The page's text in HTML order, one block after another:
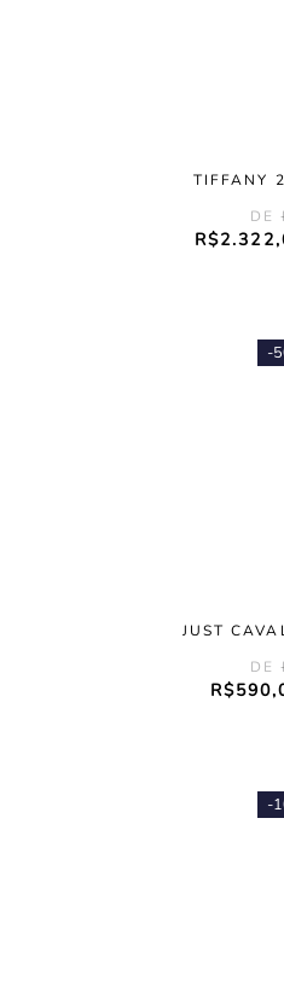
TIFFANY
R$2.322,
-
JUST
R$590,
-